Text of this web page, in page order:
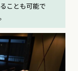
ことも可能で